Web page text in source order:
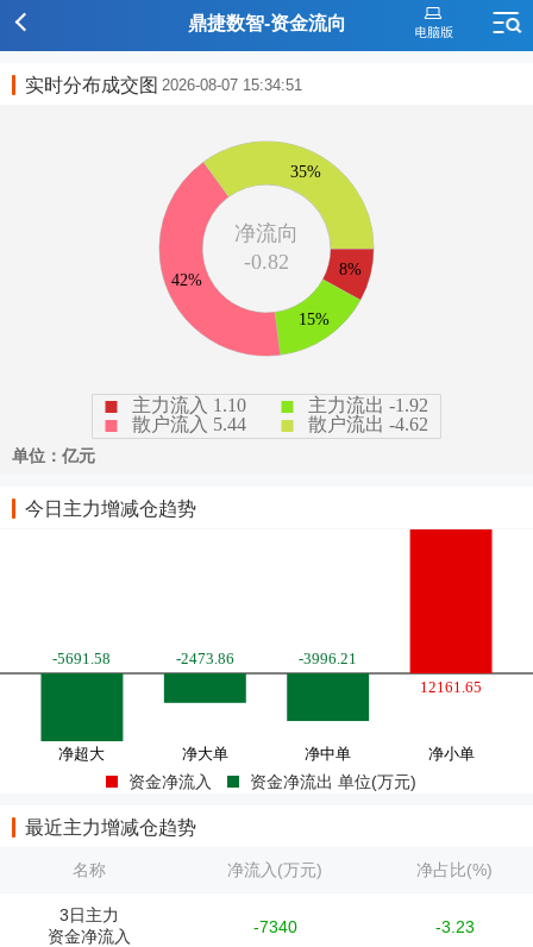
鼎捷数智-资金流向
实时分布成交图 2026-08-07 15:34:51
今日主力增减仓趋势
资金净流入 资金净流出 单位(万元)
最近主力增减仓趋势
名称 净流入(万元) 净占比(%)
3日主力
资金净流入
-7340 -3.23